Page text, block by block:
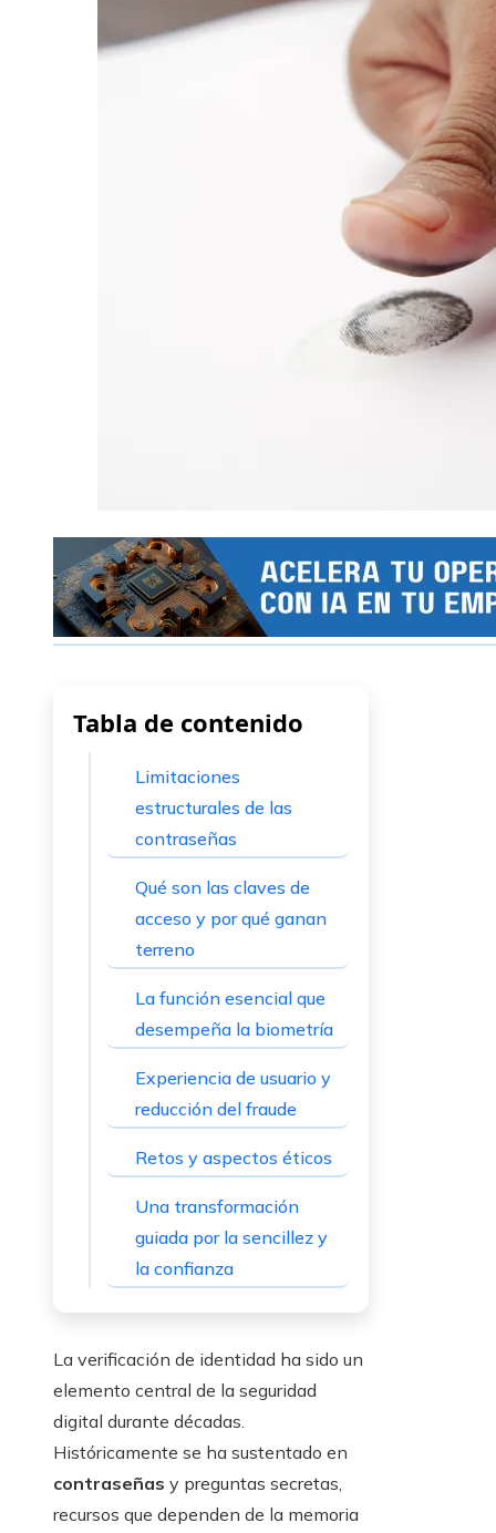
Tabla de contenido
Limitaciones
estructurales de las
contraseñas
Qué son las claves de
acceso y por qué ganan
terreno
La función esencial que
desempeña la biometría
Experiencia de usuario y
reducción del fraude
Retos y aspectos éticos
Una transformación
guiada por la sencillez y
la confianza
La verificación de identidad ha sido un
elemento central de la seguridad
digital durante décadas.
Históricamente se ha sustentado en
contraseñas y preguntas secretas,
recursos que dependen de la memoria